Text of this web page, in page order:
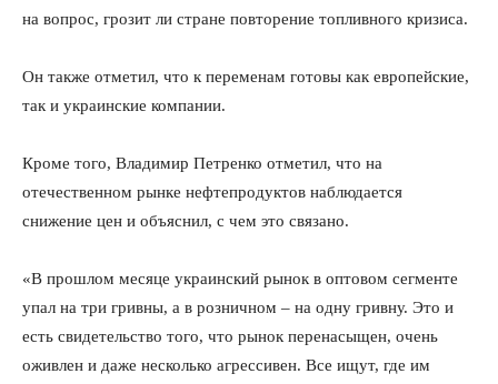
на вопрос, грозит ли стране повторение топливного кризиса.
Он также отметил, что к переменам готовы как европейские,
так и украинские компании.
Кроме того, Владимир Петренко отметил, что на
отечественном рынке нефтепродуктов наблюдается
снижение цен и объяснил, с чем это связано.
«В прошлом месяце украинский рынок в оптовом сегменте
упал на три гривны, а в розничном – на одну гривну. Это и
есть свидетельство того, что рынок перенасыщен, очень
оживлен и даже несколько агрессивен. Все ищут, где им